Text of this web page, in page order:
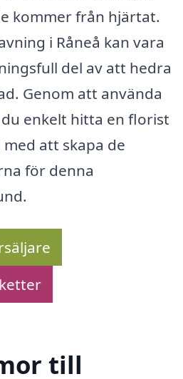
kommer från hjärtat.
i Råneå kan vara
del av att hedra
Genom att använda
enkelt hitta en florist
att skapa de
för denna
till